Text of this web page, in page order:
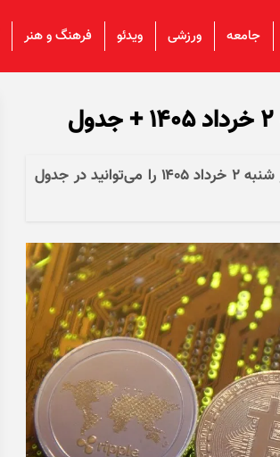
جامعه ورزشی ویدئو فرهنگ و هنر
قیمت بیت کوین، اتریوم و سایر ارز‌های دیجیتال (رمزارزها) به دلار امروز شنبه ۲ خرداد ۱۴۰۵ را می‌توانید در جدول